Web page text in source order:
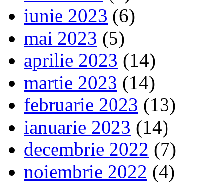
iunie 2023 (6)
mai 2023 (5)
aprilie 2023 (14)
martie 2023 (14)
februarie 2023 (13)
ianuarie 2023 (14)
decembrie 2022 (7)
noiembrie 2022 (4)